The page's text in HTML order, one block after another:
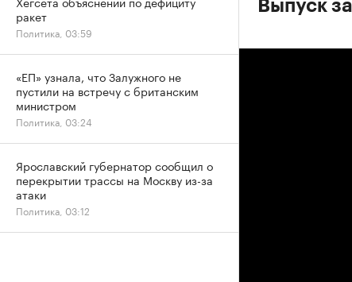
Выпуск
ракет
Политика, 03:59
«ЕП» узнала, что Залужного не
пустили на встречу с британским
министром
Политика, 03:24
Ярославский губернатор сообщил о
перекрытии трассы на Москву из-за
атаки
Политика, 03:12